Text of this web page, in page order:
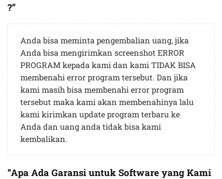
?”
Anda bisa meminta pengembalian uang, jika
Anda bisa mengirimkan screenshot ERROR
PROGRAM kepada kami dan kami TIDAK BISA
membenahi error program tersebut. Dan jika
kami masih bisa membenahi error program
tersebut maka kami akan membenahinya lalu
kami kirimkan update program terbaru ke
Anda dan uang anda tidak bisa kami
kembalikan.
“Apa Ada Garansi untuk Software yang Kami